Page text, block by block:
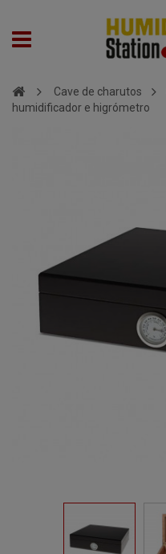
Cave de charutos
humidificador e higrómetro